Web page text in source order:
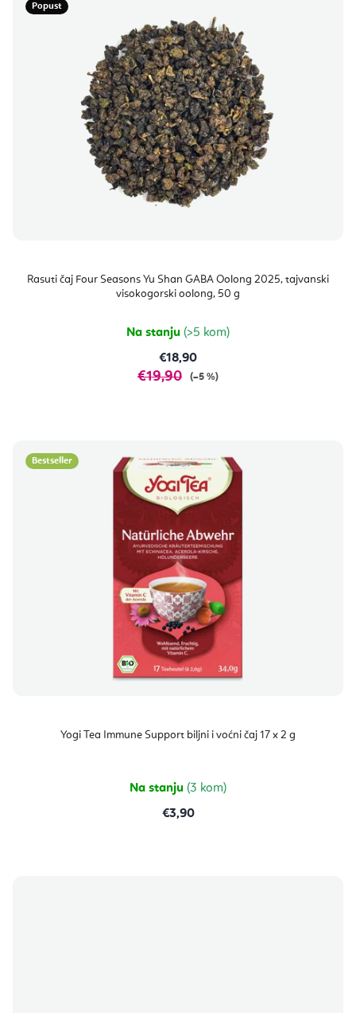
Popust
Rasuti čaj Four Seasons Yu Shan GABA Oolong 2025, tajvanski
visokogorski oolong, 50 g
Na stanju (>5 kom)
€18,90
€19,90 (–5 %)
Bestseller
Yogi Tea Immune Support biljni i voćni čaj 17 x 2 g
Na stanju (3 kom)
€3,90